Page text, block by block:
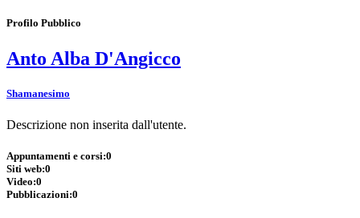
Profilo Pubblico
Anto Alba D'Angicco
Shamanesimo
Descrizione non inserita dall'utente.
Appuntamenti e corsi:0
Siti web:0
Video:0
Pubblicazioni:0